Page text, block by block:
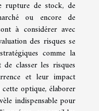
rupture de stock, de
ou encore de
à considérer avec
des risques se
comme la
classer les risques
et leur impact
optique, élaborer
indispensable pour